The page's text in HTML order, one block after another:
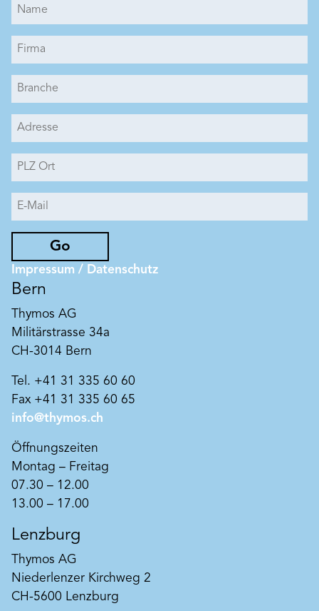
Art. Nr. BK6512-BK6612
Silikatvolltonfarbe
VOB/C DIN 18363 2.4.1. in 11 verschiedene
einkomponentiger BEECK Silikatsysteme im
Innen- und Außenbereich wie z.B. Beeckosil. Auch
auf Putz und Beton verwendbar. Durch
mineralischem Untergrund, Pigmenten und
Kaliwasserglas entsteht kein Oberflächenfilm,
sondern eine mikroporöse, untrennbare Einheit
aus Untergrund und Anstrich.
Art. Nr. BK520
BEECKO-SOL historisch
titandioxidfrei
denkmalgerechte mineralische wie auch
Dank rein mineralischer Pigmentierung und
Verzicht auf das industriell hergestellte
Weißpigment Titandioxid von besonderem
Tiefenlicht.
Produkt merken
Go
Impressum / Datenschutz
Bern
Thymos AG
Militärstrasse 34a
CH-3014 Bern
Tel. +41 31 335 60 60
Fax +41 31 335 60 65
info@thymos.ch
Öffnungszeiten
Montag – Freitag
07.30 – 12.00
13.00 – 17.00
Lenzburg
Thymos AG
Niederlenzer Kirchweg 2
CH-5600 Lenzburg